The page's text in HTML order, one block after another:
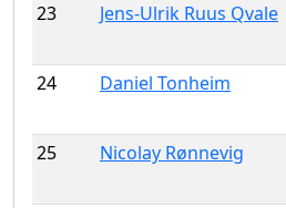
23 Jens-Ulrik Ruus Qvale
24 Daniel Tonheim
25 Nicolay Rønnevig